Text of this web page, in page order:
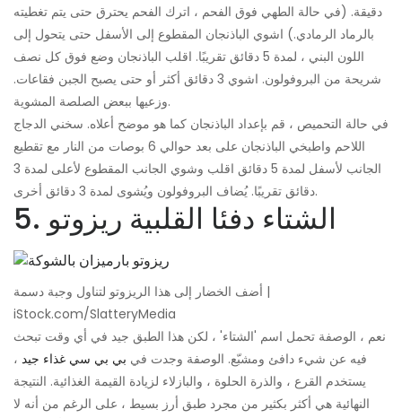
دقيقة. (في حالة الطهي فوق الفحم ، اترك الفحم يحترق حتى يتم تغطيته
بالرماد الرمادي.) اشوي الباذنجان المقطوع إلى الأسفل حتى يتحول إلى
اللون البني ، لمدة 5 دقائق تقريبًا. اقلب الباذنجان وضع فوق كل نصف
شريحة من البروفولون. اشوي 3 دقائق أكثر أو حتى يصبح الجبن فقاعات.
وزعيها ببعض الصلصة المشوية.
في حالة التحميص ، قم بإعداد الباذنجان كما هو موضح أعلاه. سخني الدجاج
اللاحم واطبخي الباذنجان على بعد حوالي 6 بوصات من النار مع تقطيع
الجانب لأسفل لمدة 5 دقائق اقلب وشوي الجانب المقطوع لأعلى لمدة 3
دقائق تقريبًا. يُضاف البروفولون ويُشوى لمدة 3 دقائق أخرى.
5. الشتاء دفئا القلبية ريزوتو
أضف الخضار إلى هذا الريزوتو لتناول وجبة دسمة |
iStock.com/SlatteryMedia
نعم ، الوصفة تحمل اسم 'الشتاء' ، لكن هذا الطبق جيد في أي وقت تبحث
فيه عن شيء دافئ ومشبّع. الوصفة وجدت في بي بي سي غذاء جيد ،
يستخدم القرع ، والذرة الحلوة ، والبازلاء لزيادة القيمة الغذائية. النتيجة
النهائية هي أكثر بكثير من مجرد طبق أرز بسيط ، على الرغم من أنه لا